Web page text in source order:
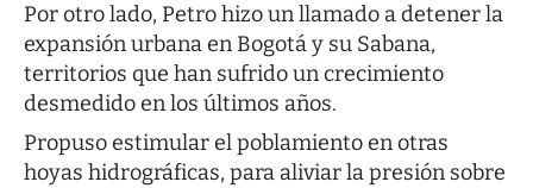
Por otro lado, Petro hizo un llamado a detener la
expansión urbana en Bogotá y su Sabana,
territorios que han sufrido un crecimiento
desmedido en los últimos años.
Propuso estimular el poblamiento en otras
hoyas hidrográficas, para aliviar la presión sobre